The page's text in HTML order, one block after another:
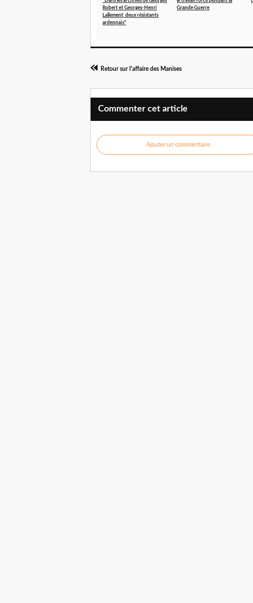
Robert et Georges-Henri
Lallement, deux résistants
ardennais"
Grande Guerre
Retour sur l'affaire des Manises
Commenter cet article
Ajouter un commentaire